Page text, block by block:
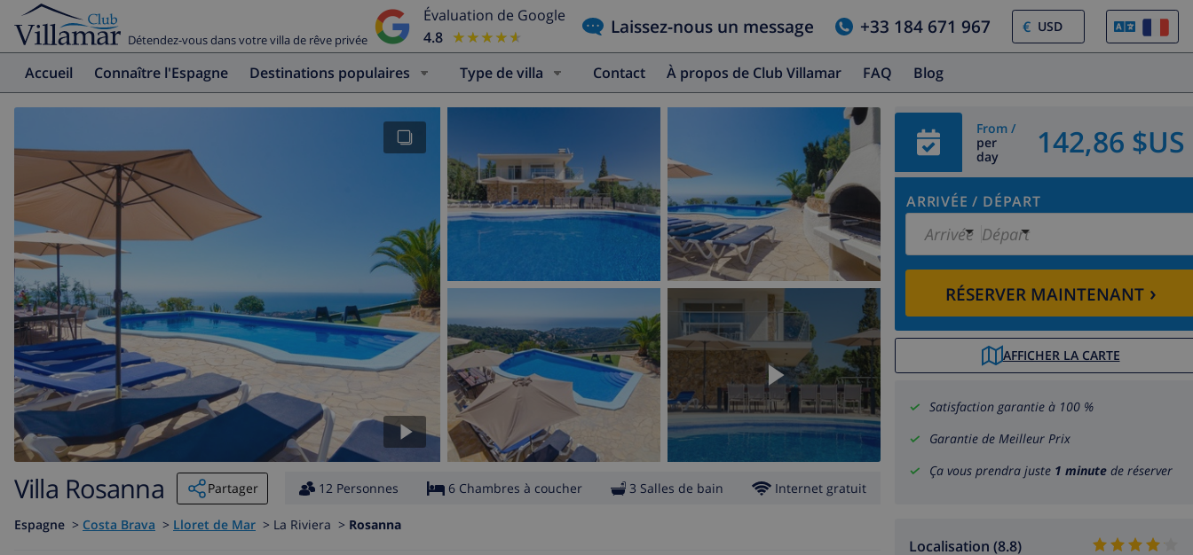
Détendez-vous dans votre villa de rêve privée
Évaluation de Google
4.8 ★★★★★
★★★★★ Laissez-nous un message +33 184 671 967 €
Accueil Connaître l'Espagne Destinations populaires Type de villa Contact À propos de Club Villamar FAQ Blog
From /
per
day
142,86 $US
ARRIVÉE / DÉPART
Arrivée Départ
RÉSERVER MAINTENANT›
AFFICHER LA CARTE
Satisfaction garantie à 100 %
Garantie de Meilleur Prix
Ça vous prendra juste 1 minute de réserver
Localisation (8.8)
Villa Rosanna Partager 12 Personnes 6 Chambres à coucher 3 Salles de bain Internet gratuit
Espagne > Costa Brava > Lloret de Mar > La Riviera > Rosanna